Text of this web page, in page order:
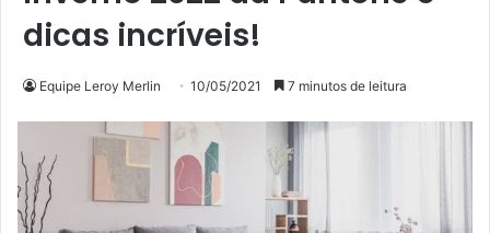
dicas incríveis!
Equipe Leroy Merlin 10/05/2021 7 minutos de leitura